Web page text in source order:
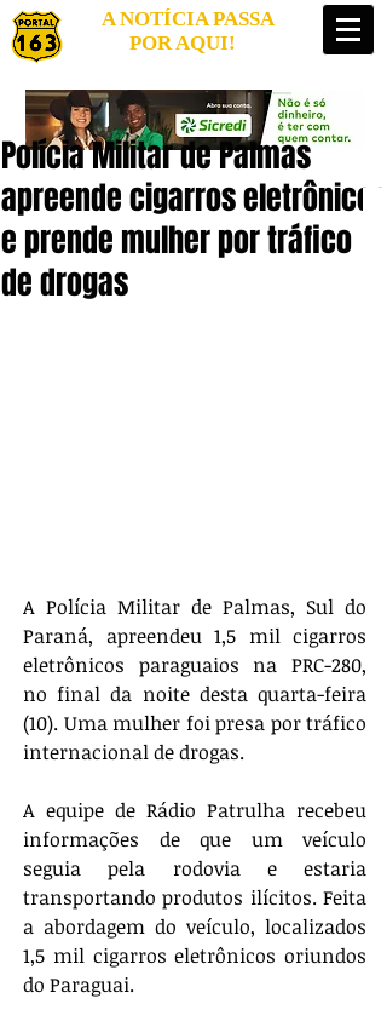
A NOTÍCIA PASSA
POR AQUI!
Polícia Militar de Palmas
apreende cigarros eletrônicos
e prende mulher por tráfico
de drogas
A Polícia Militar de Palmas, Sul do
Paraná, apreendeu 1,5 mil cigarros
eletrônicos paraguaios na PRC-280,
no final da noite desta quarta-feira
(10). Uma mulher foi presa por tráfico
internacional de drogas.
A equipe de Rádio Patrulha recebeu
informações de que um veículo
seguia pela rodovia e estaria
transportando produtos ilícitos. Feita
a abordagem do veículo, localizados
1,5 mil cigarros eletrônicos oriundos
do Paraguai.